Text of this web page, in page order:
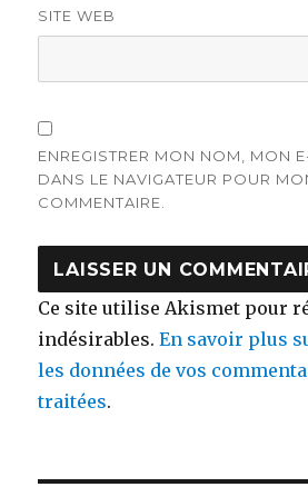
SITE WEB
ENREGISTRER MON NOM, MON
DANS LE NAVIGATEUR POUR
COMMENTAIRE.
Ce site utilise Akismet pour
indésirables.En savoir plus
les données de vos
traitées.